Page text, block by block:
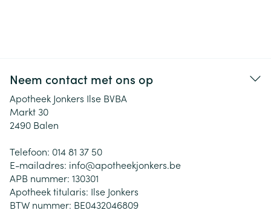
Neem contact met ons op
Apotheek Jonkers Ilse BVBA
Markt 30
2490 Balen
Telefoon: 014 81 37 50
E-mailadres: info@apotheekjonkers.be
APB nummer: 130301
Apotheek titularis: Ilse Jonkers
BTW nummer: BE0432046809